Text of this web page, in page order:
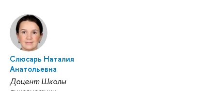
Слюсарь Наталия
Анатольевна
Доцент Школы